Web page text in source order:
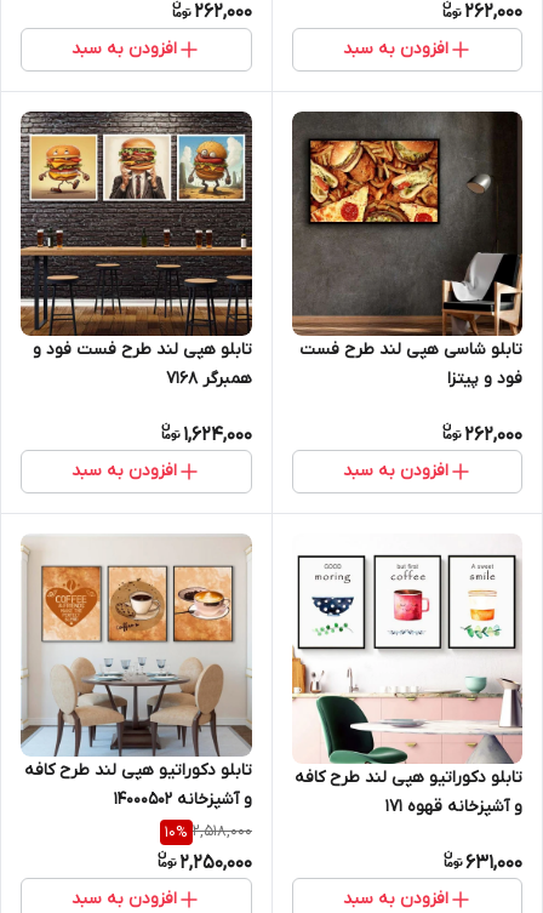
262,000
افزودن به سبد
262,000
افزودن به سبد
تابلو شاسی هپی لند طرح فست
فود و پیتزا
262,000
افزودن به سبد
تابلو هپی لند طرح فست فود و
همبرگر 7168
1,624,000
افزودن به سبد
تابلو دکوراتیو هپی لند طرح کافه
و آشپزخانه قهوه 171
631,000
افزودن به سبد
تابلو دکوراتیو هپی لند طرح کافه
و آشپزخانه 14000502
2,518,000
10%
2,250,000
افزودن به سبد